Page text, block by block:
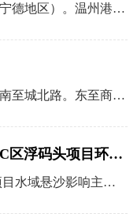
租赁办公用房公告（宁德地区）。温州港集团有限公司拟在宁德市蕉城区的四个意向大楼（中益环球家居广场、龙威经茂广场、国家双创示范基地东侨产业孵化加速中心、宁德现代传媒港）中租用一套办公用房。一、办公用房要求1.优先考虑中高楼层（视野开阔、环境安静）。东、南朝向优先考虑。信号覆盖全办公室（无死角、无断连）且网速稳定。4.办公用房产权明晰。二、公告时间2025年11月28日—12月1日17点。以及办公用房...
租赁办公用房公告。南至城北路。东至商博路）租用一套办公用房。 一、办公用房要求1.优先考虑中高楼层（视野开阔、环境安静）。东、南朝向优先考虑。信号覆盖全办公室（无死角、无断连）且网速稳定。4.办公用房产权明晰。二、公告时间2025年10月20日—10月24日17点。三、报名要求1.请意向人（意向单位）于2025年10月24日17点前提交办公用房出租报价表。浙江省温州市鹿城区瓯江路海港大厦1幢。请同...
温州港乐清湾港区C区浮码头项目环境影响报告书信息公示
3、水环境 （1）本项目水域悬沙影响主要来自施工疏浚作业。4、生态（含渔业资源） （1）施工期海洋影响 本项目桩基施工及疏浚作业均会对水域生态造成影响。经预测本项目营运期废气对周围环境影响较小。声环境影响分析 本项目施工期应合理安排施工设备安放、合理安排施工时间。本项目营运期产生的噪声对周围环境影响较小。以减少施工机械设备、船舶排放烟气对大气环境的影响。